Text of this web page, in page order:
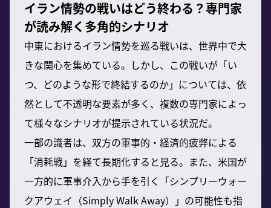
イラン情勢の戦いはどう終わる？専門家
が読み解く多角的シナリオ
中東におけるイラン情勢を巡る戦いは、世界中で大
きな関心を集めている。しかし、この戦いが「い
つ、どのような形で終結するのか」については、依
然として不透明な要素が多く、複数の専門家によっ
て様々なシナリオが提示されている状況だ。
一部の識者は、双方の軍事的・経済的疲弊による
「消耗戦」を経て長期化すると見る。また、米国が
一方的に軍事介入から手を引く「シンプリーウォー
クアウェイ（Simply Walk Away）」の可能性も指